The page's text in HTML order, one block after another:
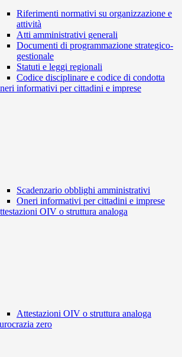
Riferimenti normativi su organizzazione e
attività
Atti amministrativi generali
Documenti di programmazione strategico-
gestionale
Statuti e leggi regionali
Codice disciplinare e codice di condotta
informativi per cittadini e imprese
Scadenzario obblighi amministrativi
Oneri informativi per cittadini e imprese
OIV o struttura analoga
Attestazioni OIV o struttura analoga
zero